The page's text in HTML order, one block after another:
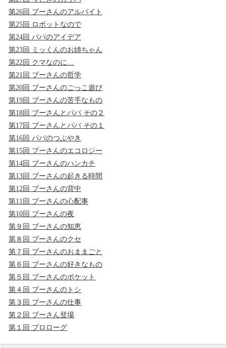
第26回 ブーさんのアルバイト
第25回 ロボットなので
第24回 パパのアイデア
第23回 ミッくんのお姉ちゃん
第22回 クマなのに…
第21回 ブーさんの哲学
第20回 ブーさんのごっこ遊び
第19回 ブーさんの苦手なもの
第18回 ブーさんとパパ その２
第17回 ブーさんとパパ その１
第16回 パパのつぶやき
第15回 ブーさんのエコロジー
第14回 ブーさんのハンカチ
第13回 ブーさんの起きる時間
第12回 ブーさんの背中
第11回 ブーさんの心配事
第10回 ブーさんの夜
第９回 ブーさんの知恵
第８回 ブーさんのクセ
第７回 ブーさんのおままごと
第６回 ブーさんの好きなもの
第５回 ブーさんのポケット
第４回 ブーさんのトシ
第３回 ブーさんの仕事
第２回 ブーさん登場
第１回 プロローグ